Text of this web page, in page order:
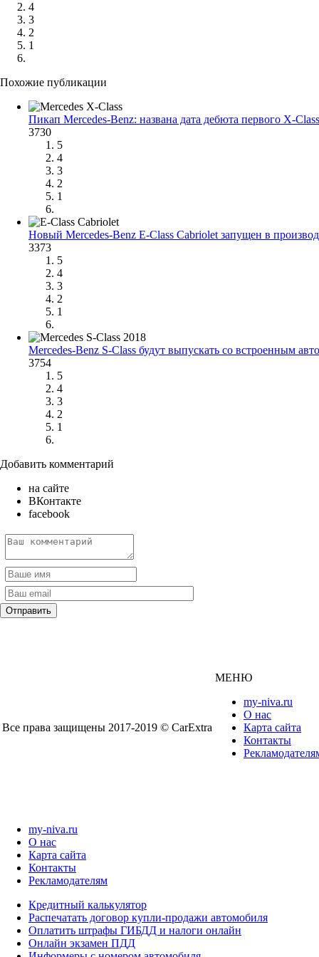
4
3
2
1
Похожие публикации
Пикап Mercedes-Benz: названа дата дебюта первого X-Class
3730
5
4
3
2
1
Новый Mercedes-Benz E-Class Cabriolet запущен в
3373
5
4
3
2
1
Mercedes-Benz S-Class будут выпускать со встроенным
3754
5
4
3
2
1
Добавить комментарий
на сайте
ВКонтакте
facebook
Все права защищены 2017-2019 © CarExtra
МЕНЮ
my-niva.ru
О нас
Карта сайта
Контакты
my-niva.ru
О нас
Карта сайта
Контакты
Рекламодателям
Кредитный калькулятор
Распечатать договор купли-продажи автомобиля
Оплатить штрафы ГИБДД и налоги онлайн
Онлайн экзамен ПДД